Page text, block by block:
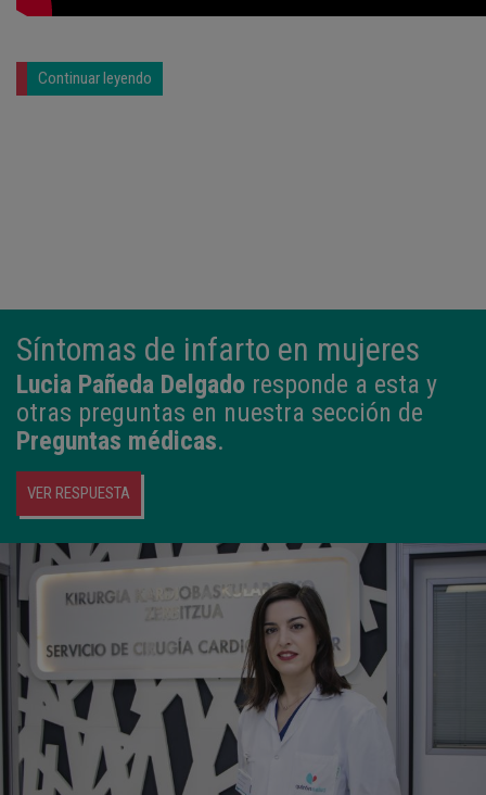
Continuar leyendo
Síntomas de infarto en mujeres
Lucia Pañeda Delgado responde a esta y
otras preguntas en nuestra sección de
Preguntas médicas.
VER RESPUESTA